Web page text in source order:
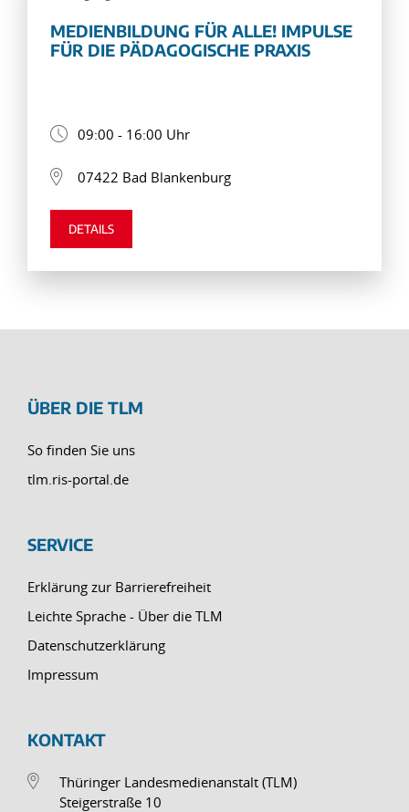
MEDIENBILDUNG FÜR ALLE! IMPULSE
FÜR DIE PÄDAGOGISCHE PRAXIS
09:00 - 16:00 Uhr
07422 Bad Blankenburg
DETAILS
ÜBER DIE TLM
So finden Sie uns
tlm.ris-portal.de
SERVICE
Erklärung zur Barrierefreiheit
Leichte Sprache - Über die TLM
Datenschutzerklärung
Impressum
KONTAKT
Thüringer Landesmedienanstalt (TLM)
Steigerstraße 10